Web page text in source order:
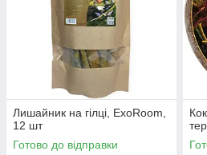
Лишайник на гілці, ExoRoom,
12 шт
Готово до відправки